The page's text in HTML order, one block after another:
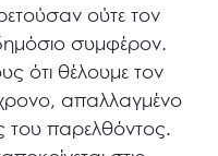
ούτε τον
συμφέρον.
ότι θέλουμε τον
απαλλαγμένο
του παρελθόντος.